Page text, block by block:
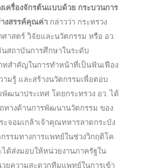
ครื่องจักรต้นแบบด้วย กระบวนการ
างสรรค์คุณค่า กล่าวว่า กระทรวง
าสตร์ วิจัยและนวัตกรรม หรือ อว.
สถาบันการศึกษาในระดับ
สำคัญในการทำหน้าที่เป็นฟันเฟือง
ามรู้ และสร้างนวัตกรรมเพื่อตอบ
ฒนาประเทศ โดยกระทรวง อว. ได้
ถทางด้านการพัฒนานวัตกรรม ของ
ะจอมเกล้าเจ้าคุณทหารลาดกระบัง
รรมทางการแพทย์ในช่วงวิกฤติโค
ด้ส่งมอบให้หน่วยงานภาครัฐใน
ยความสะดวกทีมแพทย์ในการเข้า